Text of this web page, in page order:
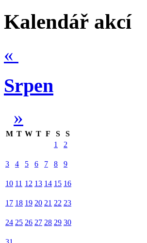
Kalendář akcí
«
Srpen
»
M T W T F S
S
1
2
3 4 5 6 7 8 9
10 11 12 13 14 15 16
17 18 19 20 21 22 23
24 25 26 27 28 29 30